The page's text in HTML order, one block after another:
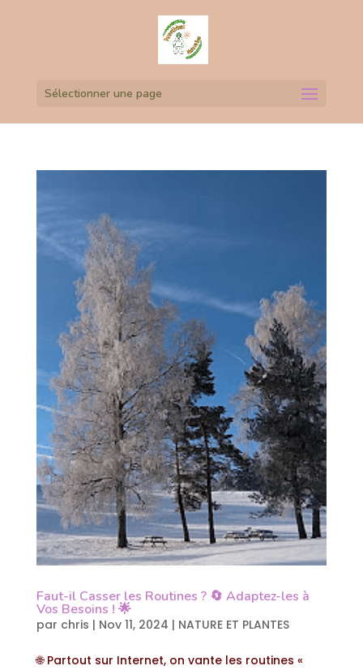
Sélectionner une page
Faut-il Casser les Routines ? 🔄 Adaptez-les à
Vos Besoins ! 🌟
par chris | Nov 11, 2024 | NATURE ET PLANTES
🌐 Partout sur Internet, on vante les routines «